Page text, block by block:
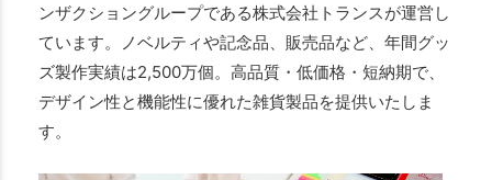
ンザクショングループである株式会社トランスが運営し
ています。ノベルティや記念品、販売品など、年間グッ
ズ製作実績は2,500万個。高品質・低価格・短納期で、
デザイン性と機能性に優れた雑貨製品を提供いたしま
す。